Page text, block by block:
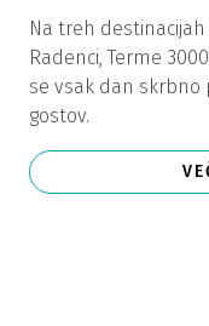
Na treh
Radenci, Terme
se vsak dan skrbno
gostov.